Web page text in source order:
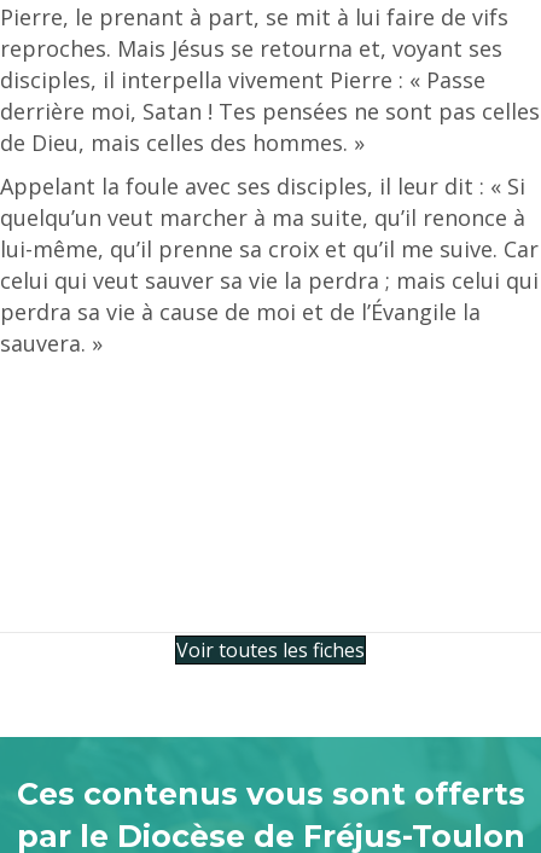
Pierre, le prenant à part, se mit à lui faire de vifs
reproches. Mais Jésus se retourna et, voyant ses
disciples, il interpella vivement Pierre : « Passe
derrière moi, Satan ! Tes pensées ne sont pas celles
de Dieu, mais celles des hommes. »
Appelant la foule avec ses disciples, il leur dit : « Si
quelqu’un veut marcher à ma suite, qu’il renonce à
lui-même, qu’il prenne sa croix et qu’il me suive. Car
celui qui veut sauver sa vie la perdra ; mais celui qui
perdra sa vie à cause de moi et de l’Évangile la
sauvera. »
Voir toutes les fiches
Ces contenus vous sont offerts
par le Diocèse de Fréjus-Toulon